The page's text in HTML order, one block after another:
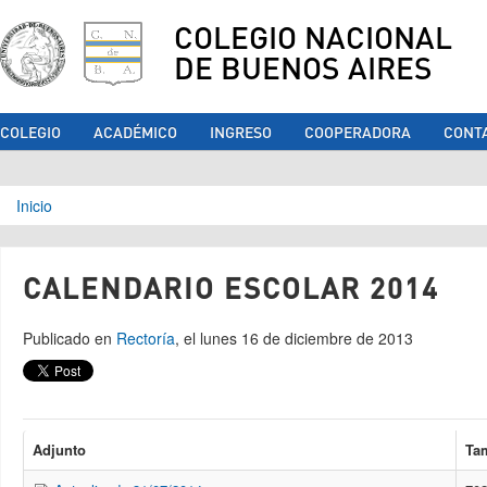
COLEGIO NACIONAL
DE BUENOS AIRES
COLEGIO ACADÉMICO INGRESO COOPERADORA
Se encuentra usted aquí
Inicio
CALENDARIO ESCOLAR 2014
Publicado en Rectoría, el lunes 16 de diciembre de 2013
Adjunto